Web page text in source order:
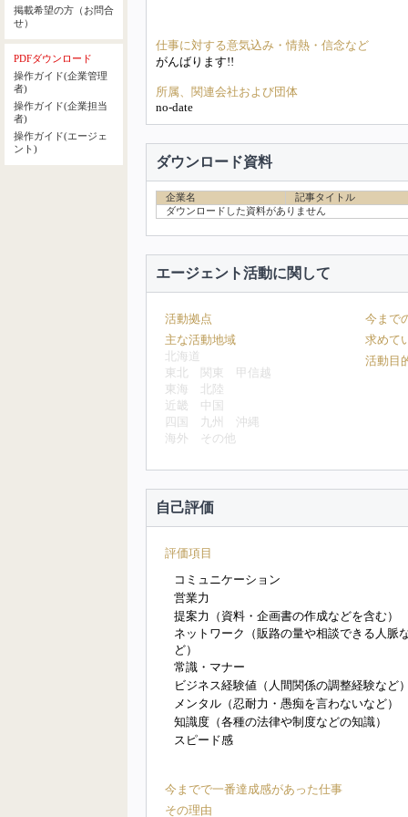
掲載希望の方（お問合
せ）
PDFダウンロード
操作ガイド(企業管理
者)
操作ガイド(企業担当
者)
操作ガイド(エージェ
ント)
仕事に対する意気込み・情熱・信念など
がんばります!!
所属、関連会社および団体
no-date
ダウンロード資料
企業名
記事タイトル
ダウンロードした資料がありません
エージェント活動に関して
活動拠点
主な活動地域
北海道
東北
関東
甲信越
東海
北陸
近畿
中国
四国
九州
沖縄
海外
その他
今まで
求めて
活動目
自己評価
評価項目
コミュニケーション
営業力
提案力（資料・企画書の作成などを含む）
ネットワーク（販路の量や相談できる人脈
ど）
常識・マナー
ビジネス経験値（人間関係の調整経験など
メンタル（忍耐力・愚痴を言わないなど）
知識度（各種の法律や制度などの知識）
スピード感
今までで一番達成感があった仕事
その理由